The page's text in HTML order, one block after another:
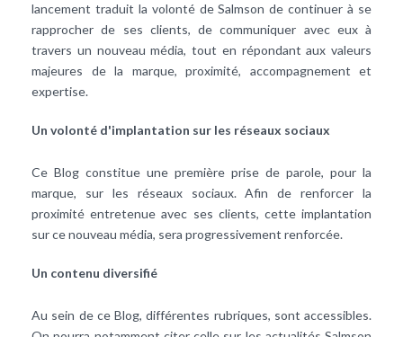
lancement traduit la volonté de Salmson de continuer à se
rapprocher de ses clients, de communiquer avec eux à
travers un nouveau média, tout en répondant aux valeurs
majeures de la marque, proximité, accompagnement et
expertise.
Un volonté d'implantation sur les réseaux sociaux
Ce Blog constitue une première prise de parole, pour la
marque, sur les réseaux sociaux. Afin de renforcer la
proximité entretenue avec ses clients, cette implantation
sur ce nouveau média, sera progressivement renforcée.
Un contenu diversifié
Au sein de ce Blog, différentes rubriques, sont accessibles.